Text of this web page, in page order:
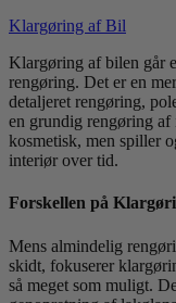
Klargøring af Bil
Klargøring af bilen går
rengøring. Det er en
detaljeret rengøring,
en grundig rengøring
kosmetisk, men spiller
interiør over tid.
Forskellen på
Mens almindelig
skidt, fokuserer
så meget som muligt.